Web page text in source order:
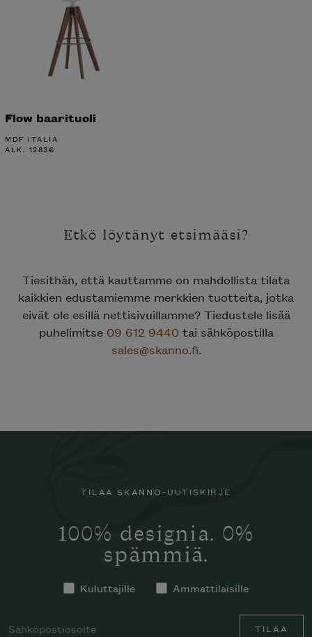
Flow baarituoli
MDF ITALIA
ALK. 1283€
Etkö löytänyt etsimääsi?
Tiesithän, että kauttamme on mahdollista tilata
kaikkien edustamiemme merkkien tuotteita, jotka
eivät ole esillä nettisivuillamme? Tiedustele lisää
puhelimitse 09 612 9440tai sähköpostilla
sales@skanno.fi.
TILAA SKANNO-UUTISKIRJE
100% designia. 0%
spämmiä.
Kuluttajille Ammattilaisille
TILAA